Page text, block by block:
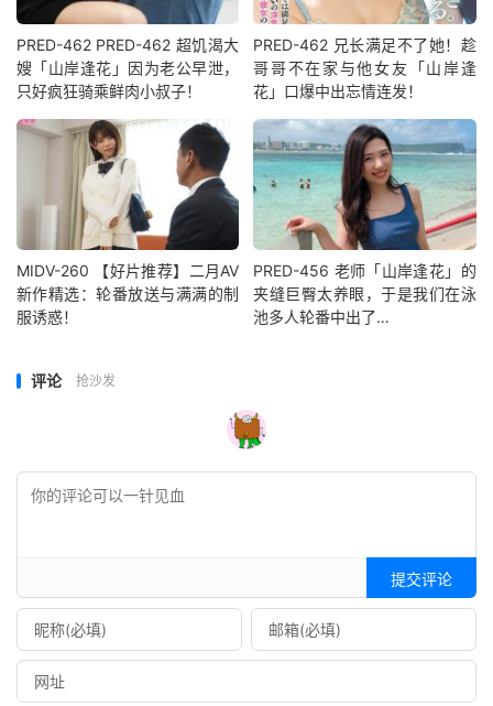
PRED-462 PRED-462 超饥渴大
嫂「山岸逢花」因为老公早泄，
只好疯狂骑乘鲜肉小叔子！
PRED-462 兄长满足不了她！趁
哥哥不在家与他女友「山岸逢
花」口爆中出忘情连发！
MIDV-260 【好片推荐】二月AV
新作精选：轮番放送与满满的制
服诱惑！
PRED-456 老师「山岸逢花」的
夹缝巨臀太养眼，于是我们在泳
池多人轮番中出了…
评论 抢沙发
提交评论